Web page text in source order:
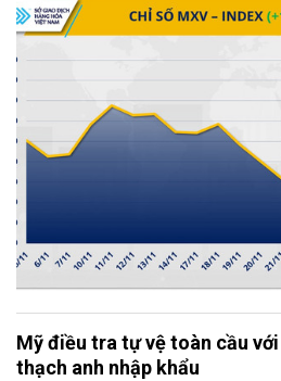
trường kim loại lại giao dịch khởi sắc,
chỉ số MXV-Index tăng mạnh.
Mỹ điều tra tự vệ toàn cầu
thạch anh nhập khẩu